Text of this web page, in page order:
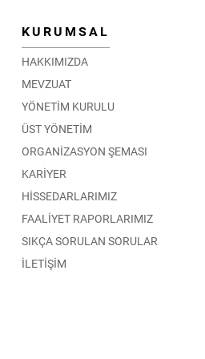
KURUMSAL
HAKKIMIZDA
MEVZUAT
YÖNETİM KURULU
ÜST YÖNETİM
ORGANİZASYON ŞEMASI
KARİYER
HİSSEDARLARIMIZ
FAALİYET RAPORLARIMIZ
SIKÇA SORULAN SORULAR
İLETİŞİM